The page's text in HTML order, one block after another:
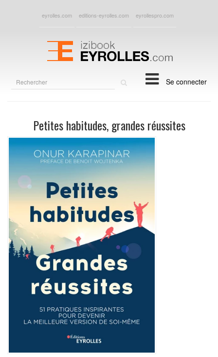
eyrolles.com editions-eyrolles.com eyrollespro.com
Se connecter
Petites habitudes, grandes réussites